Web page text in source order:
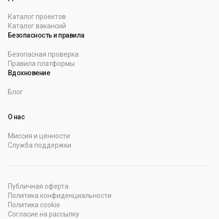
Каталог проектов
Каталог вакансий
Безопасность и правила
Безопасная проверка
Правила платформы
Вдохновение
Блог
О нас
Миссия и ценности
Служба поддержки
Публичная оферта
Политика конфиденциальности
Политика cookie
Согласие на рассылку